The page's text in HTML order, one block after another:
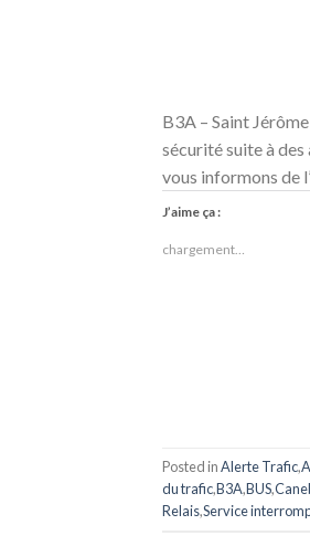
B3A – Saint
sécurité suite à des
vous informons de
J’aime ça :
chargement…
Posted inAlerte Trafic,
du trafic,B3A,BUS,
Relais,Service